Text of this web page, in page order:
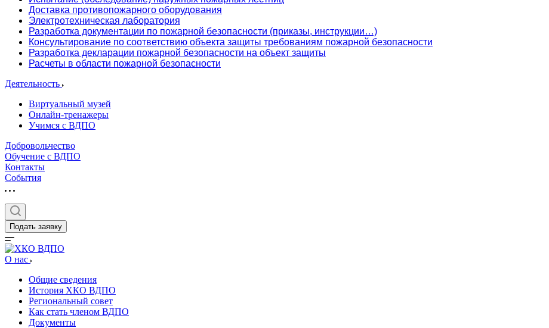
Доставка противопожарного оборудования
Электротехническая лаборатория
Разработка документации по пожарной безопасности (приказы, инструкции…)
Консультирование по соответствию объекта защиты требованиям пожарной безопасности
Разработка декларации пожарной безопасности на объект защиты
Расчеты в области пожарной безопасности
Деятельность
Виртуальный музей
Онлайн-тренажеры
Учимся с ВДПО
Добровольчество
Обучение с ВДПО
Контакты
События
Подать заявку
О нас
Общие сведения
История ХКО ВДПО
Региональный совет
Как стать членом ВДПО
Документы